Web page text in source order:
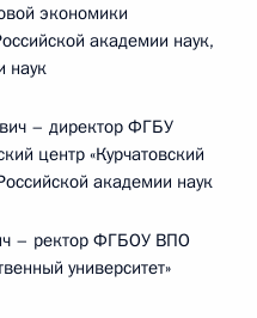
экономики
академии наук,
наук
– директор ФГБУ
центр «Курчатовский
академии наук
– ректор ФГБОУ ВПО
университет»